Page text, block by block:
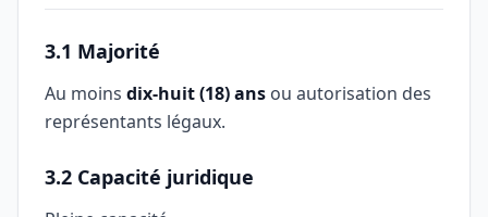
3.1 Majorité
Au moins dix-huit (18) ans ou autorisation des
représentants légaux.
3.2 Capacité juridique